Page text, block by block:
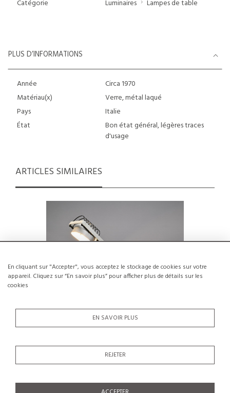
En cliquant sur "Accepter", vous acceptez le stockage de cookies sur votre
appareil. Cliquez sur “En savoir plus” pour afficher plus de détails sur les
cookies
EN SAVOIR PLUS
REJETER
Catégorie
Luminaires Lampes de table
PLUS D’INFORMATIONS
Année
Circa 1970
Matériau(x)
Verre, métal laqué
Pays
Italie
État
Bon état général, légères traces
d'usage
ARTICLES SIMILAIRES
Lampe de table Sintesi par Ernesto
Gismondi, circa 1975
Lampe